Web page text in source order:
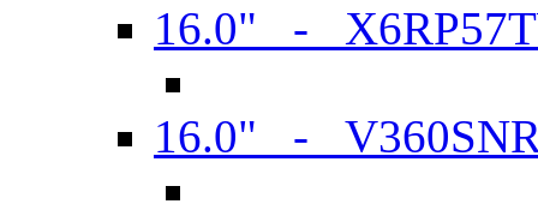
16.0" -
16.0" -